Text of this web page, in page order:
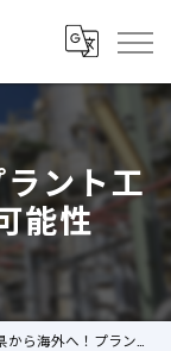
ント工
能性
外へ！プラント工事で広がる未来の可能性